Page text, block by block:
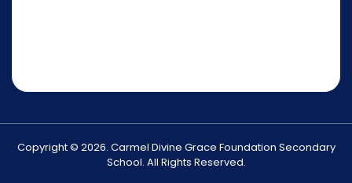
Copyright © 2026. Carmel Divine Grace Foundation Secondary
School. All Rights Reserved.